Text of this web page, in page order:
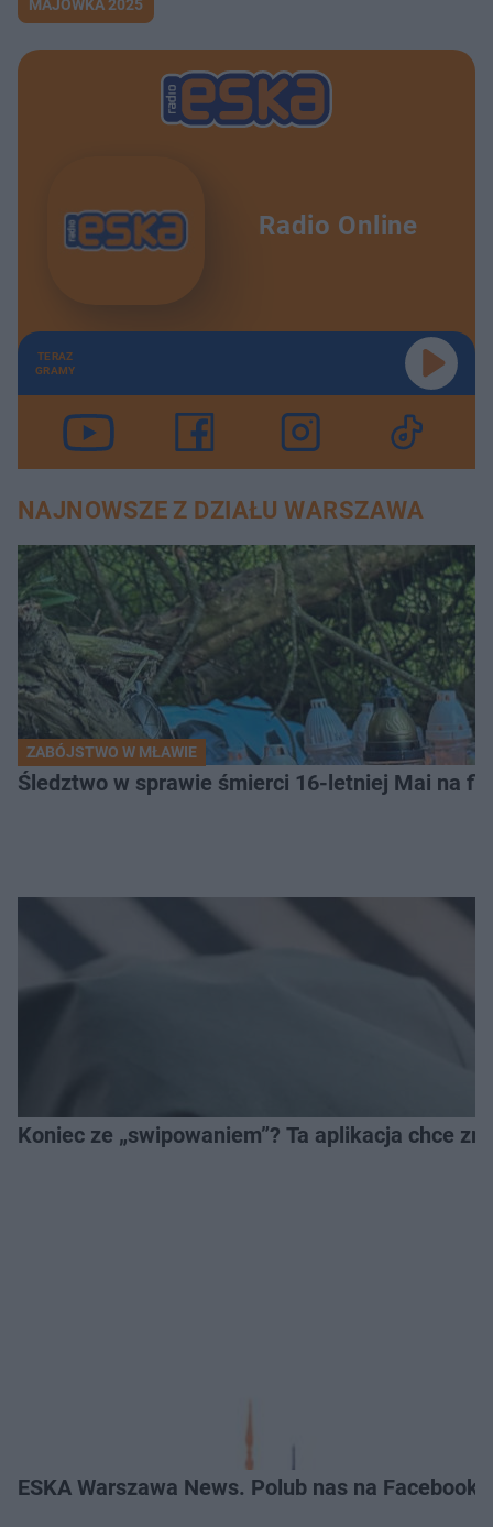
MAJÓWKA 2025
Radio Online
TERAZ
GRAMY
NAJNOWSZE Z DZIAŁU WARSZAWA
ZABÓJSTWO W MŁAWIE
Śledztwo w sprawie śmierci 16-letniej Mai na
Koniec ze „swipowaniem”? Ta aplikacja chce
ESKA Warszawa News. Polub nas na